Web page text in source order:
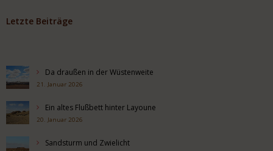
Letzte Beiträge
Da draußen in der Wüstenweite
21. Januar 2026
Ein altes Flußbett hinter Layoune
20. Januar 2026
Sandsturm und Zwielicht